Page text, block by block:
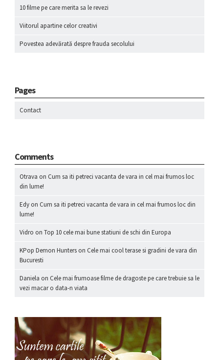
10 filme pe care merita sa le revezi
Viitorul apartine celor creativi
Povestea adevărată despre frauda secolului
Pages
Contact
Comments
Otrava on Cum sa iti petreci vacanta de vara in cel mai frumos loc
din lume!
Edy on Cum sa iti petreci vacanta de vara in cel mai frumos loc din
lume!
Vidro on Top 10 cele mai bune statiuni de schi din Europa
KPop Demon Hunters on Cele mai cool terase si gradini de vara din
Bucuresti
Daniela on Cele mai frumoase filme de dragoste pe care trebuie sa le
vezi macar o data-n viata